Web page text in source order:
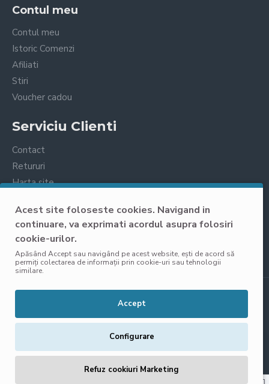
Acest site foloseste cookies. Navigand in
continuare, va exprimati acordul asupra folosiri
cookie-urilor.
Apăsând Accept sau navigând pe acest website, ești de acord să
permiți colectarea de informații prin cookie-uri sau tehnologii
similare.
Accept
Configurare
Refuz cookiuri Marketing
Contul meu
Contul meu
Istoric Comenzi
Afiliati
Stiri
Voucher cadou
Serviciu Clienti
Contact
Retururi
Harta site